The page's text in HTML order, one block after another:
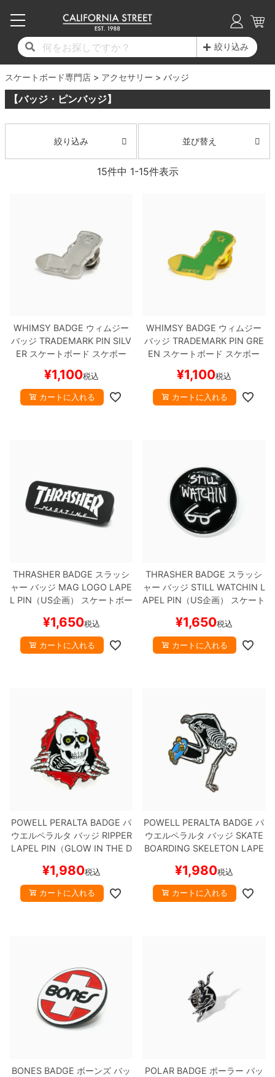
絞り込み
スケートボード専門店 アクセサリー バッジ
【バッジ・ピンバッジ】
絞り込み 並び替え
15件中 1-15件表示
WHIMSY BADGE ウィムジー
バッジ TRADEMARK PIN SILV
ER スケートボード スケボー
¥1,100税込
カートに入れる
WHIMSY BADGE ウィムジー
バッジ TRADEMARK PIN GRE
EN スケートボード スケボー
¥1,100税込
カートに入れる
THRASHER BADGE スラッシ
ャー バッジ MAG LOGO LAPE
L PIN（US企画）
スケートボー
¥1,650税込
カートに入れる
THRASHER BADGE スラッシ
ャー バッジ STILL WATCHIN L
APEL PIN（US企画）
スケート
¥1,650税込
カートに入れる
POWELL PERALTA BADGE パ
ウエルペラルタ バッジ RIPPER
LAPEL PIN（GLOW IN THE D
ー
¥1,980税込
カートに入れる
POWELL PERALTA BADGE パ
ウエルペラルタ バッジ SKATE
BOARDING SKELETON LAPE
スケートボード スケボー
¥1,980税込
カートに入れる
BONES BADGE ボーンズ バッ
POLAR BADGE ポーラー バッ
17時までのご注文は当日発送！
11,000円以上で送料無料！
毎月1日はポイント5倍！10日と20日は3倍！
コンプリートセット（完成品）
デッキ
17時までのご注文は当日発送！
11,000円以上で送料無料！
毎月1日はポイント5倍！10日と20日は3倍！
デッキ新着一覧
デッキブランド一覧（全てのデッキ）
サイズからデッキを選ぶ
子供用デッキ
7.0inch以下
7.2inch
7.8inch
8.0inch
8.1inch
8.2inch
8.5inch
8.6inch
8.8inch
9.0inch以上
17時までのご注文は当日発送！
11,000円以上で送料無料！
毎月1日はポイント5倍！10日と20日は3倍！
トラック新着一覧
トラックブランド一覧（全てのトラック）
適合デッキサイズから選ぶ
7.0inch以下
7.2inch
7.3inch
7.9inch
8.1inch
8.2inch
8.3inch
8.6inch
8.7inch
8.9inch
17時までのご注文は当日発送！
11,000円以上で送料無料！
毎月1日はポイント5倍！10日と20日は3倍！
ウィール新着一覧
ウィールブランド一覧（全てのウィール）
ウィールをサイズから選ぶ
50mm
51mm
52mm
57mm
59mm
60mm
62mm
65mm
70mm
75mm
ボーンズ XF（エックスフォーミュラ）
ボーンズ STF（エスティーエフ）
ラ）
ソフトウィール（クルーザー）
デッキテープ
パーツ・その他
ヘルメット・パッド
メディア（雑誌・DVD・CD）
17時までのご注文は当日発送！
11,000円以上で送料無料！
毎月1日はポイント5倍！10日と20日は3倍！
シューズ新着一覧
シューズブランド一覧
シューズをサイズから選ぶ
20cm
21cm
22cm
24.5cm
25.5cm
26cm
26.5cm
28cm
28.5cm
29.5cm
シューレース・その他
17時までのご注文は当日発送！
11,000円以上で送料無料！
毎月1日はポイント5倍！10日と20日は3倍！
Tシャツ
ロングスリーブTシャツ
トレーナー・セーター
パンツ
長袖ボタンシャツ
半袖シャツ
アンダーウエア
サイズの測り方
17時までのご注文は当日発送！
11,000円以上で送料無料！
毎月1日はポイント5倍！10日と20日は3倍！
最新ブログ一覧
カテゴリー
17時までのご注文は当日発送！
11,000円以上で送料無料！
毎月1日はポイント5倍！10日と20日は3倍！
初心者の方へ
17時までのご注文は当日発送！
11,000円以上で送料無料！
毎月1日はポイント5倍！10日と20日は3倍！
店舗情報
ショップライダー紹介
プライバシーポリシー